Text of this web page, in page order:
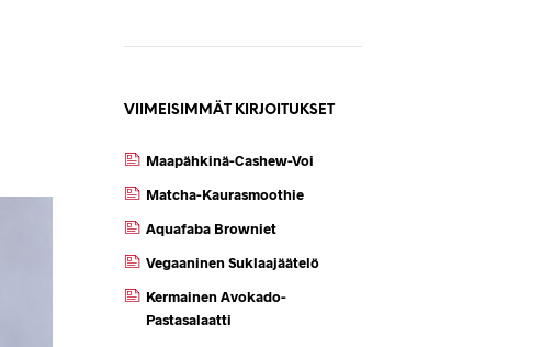
VIIMEISIMMÄT KIRJOITUKSET
Maapähkinä-Cashew-Voi
Matcha-Kaurasmoothie
Aquafaba Browniet
Vegaaninen Suklaajäätelö
Kermainen Avokado-
Pastasalaatti